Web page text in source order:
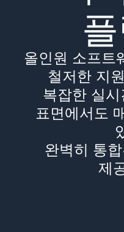
올인원 소프트
철저한 지
복잡한 실
표면에서도
완벽히 통
제